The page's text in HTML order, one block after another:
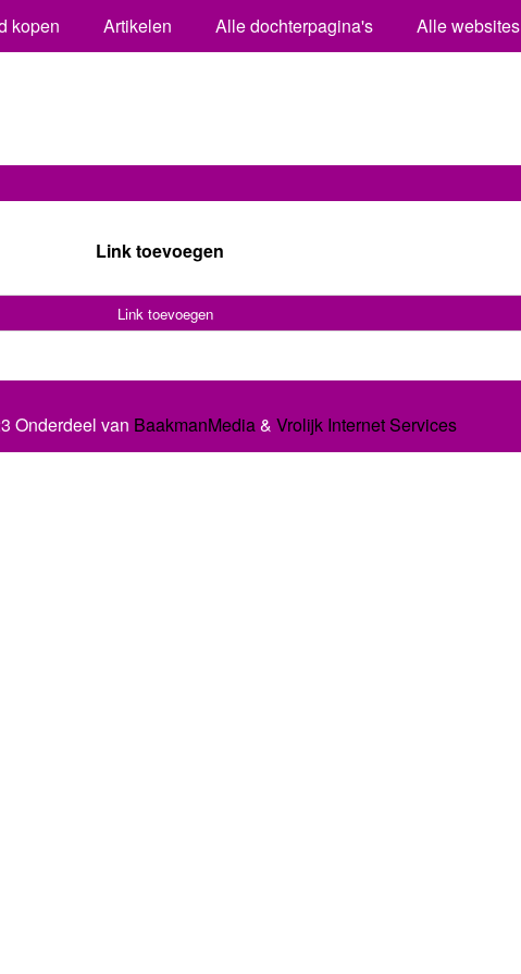
kopen Artikelen Alle dochterpagina's Alle websites
Link toevoegen
Link toevoegen
Onderdeel van BaakmanMedia& Vrolijk Internet Services